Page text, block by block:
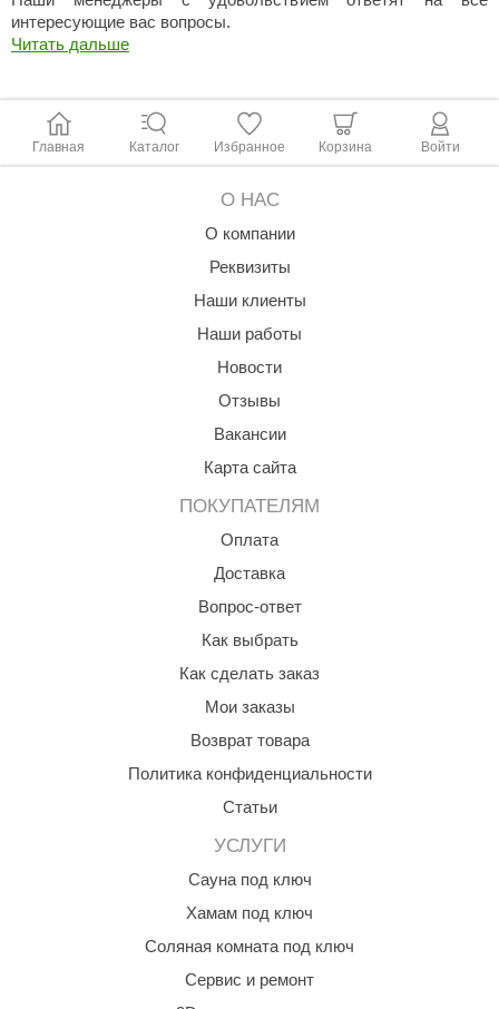
интересующие вас вопросы.
Читать дальше
Главная Каталог Избранное Корзина Войти
О НАС
О компании
Реквизиты
Наши клиенты
Наши работы
Новости
Отзывы
Вакансии
Карта сайта
ПОКУПАТЕЛЯМ
Оплата
Доставка
Вопрос-ответ
Как выбрать
Как сделать заказ
Мои заказы
Возврат товара
Политика конфиденциальности
Статьи
УСЛУГИ
Сауна под ключ
Хамам под ключ
Соляная комната под ключ
Сервис и ремонт